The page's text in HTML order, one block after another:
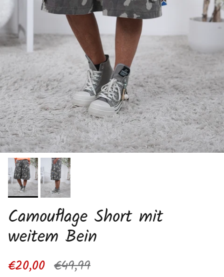
Camouflage Short mit
weitem Bein
Verkaufspreis
€20,00 Normaler Preis
€49,99